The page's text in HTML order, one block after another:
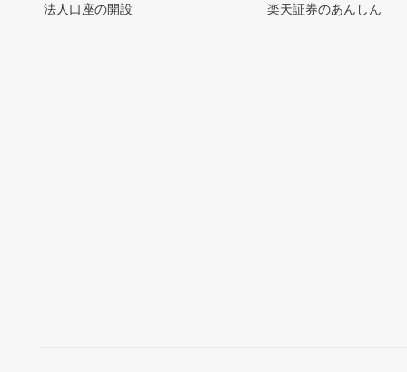
法人口座の開設
楽天証券のあんしん